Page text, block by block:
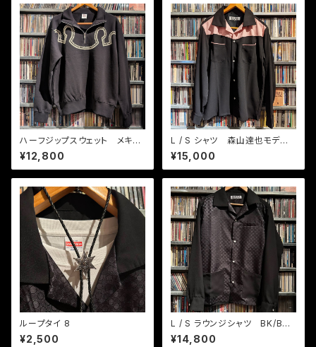
ハーフジップスウェット メキシ
カン BK / クリーム
¥12,800
L / S シャツ 森山達也モデ
ル ヒビヤナイト BK / PK
¥15,000
ループタイ 8
¥2,500
L / S ラウンジシャツ BK/BKド
ット
¥14,800